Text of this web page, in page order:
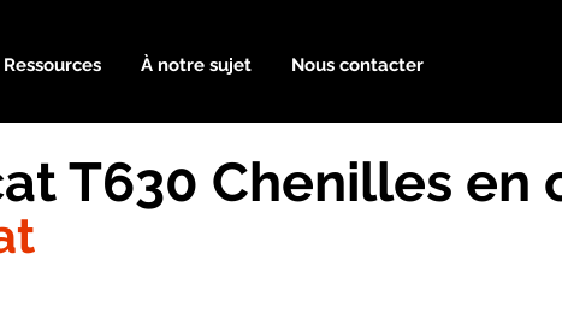
Ressources À notre sujet Nous contacter
T630 Chenilles en